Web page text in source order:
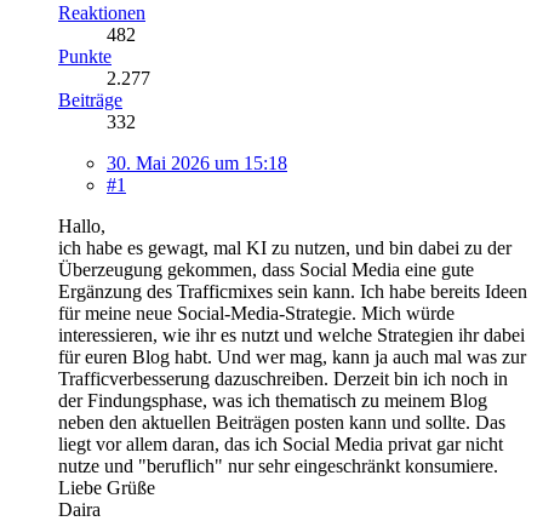
Reaktionen
482
Punkte
2.277
Beiträge
332
30. Mai 2026 um 15:18
#1
Hallo,
ich habe es gewagt, mal KI zu nutzen, und bin dabei zu der
Überzeugung gekommen, dass Social Media eine gute
Ergänzung des Trafficmixes sein kann. Ich habe bereits Ideen
für meine neue Social-Media-Strategie. Mich würde
interessieren, wie ihr es nutzt und welche Strategien ihr dabei
für euren Blog habt. Und wer mag, kann ja auch mal was zur
Trafficverbesserung dazuschreiben. Derzeit bin ich noch in
der Findungsphase, was ich thematisch zu meinem Blog
neben den aktuellen Beiträgen posten kann und sollte. Das
liegt vor allem daran, das ich Social Media privat gar nicht
nutze und "beruflich" nur sehr eingeschränkt konsumiere.
Liebe Grüße
Daira